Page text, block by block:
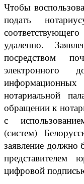
Чтобы
подать
удаленно.
посредством
электронного
информационных
нотариальной
обращении к
с
(систем)
заявление должно
представителем
цифровой